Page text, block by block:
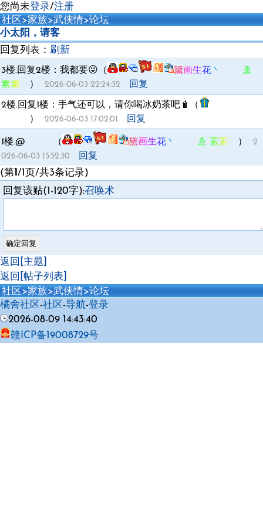
您尚未登录/注册
社区 >家族>武侠情>论坛
小太阳，请客
回复列表： 刷新
3楼.回复2楼： 我都要😜（
黛画生花丶 ゑ
素素ゞ
） 2026-06-03 22:24:32 回复
2楼.回复1楼： 手气还可以，请你喝冰奶茶吧🧋（
） 2026-06-03 17:02:01 回复
1楼.@ （ 黛画生花丶 ゑ 素素ゞ ）
2
026-06-03 15:52:30
回复
(第1 /1页/共3条记录)
回复该贴(1-120字):召唤术
返回[主题]
返回[帖子列表]
社区 >家族>武侠情>论坛
橘舍社区 -社区 -导航-登录
2026-08-09 14:43:40
赣ICP备19008729号